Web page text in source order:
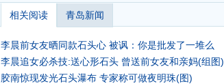
相关阅读 青岛新闻
李晨前女友晒同款石头心 被讽：你是批发了一堆么
李晨追女必杀技:送心形石头 曾送前女友和亲妈(组图)
胶南惊现发光石头瀑布 专家称可做夜明珠(图)